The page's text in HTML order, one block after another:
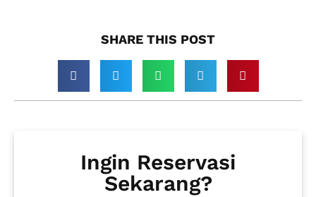
SHARE THIS POST​
Ingin Reservasi
Sekarang?